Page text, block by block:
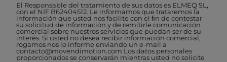
El Responsable del tratamiento de sus datos es ELMEQ SL,
con el NIF B62404512. Le informamos que trataremos la
información que usted nos facilite con el ﬁn de contestar
su solicitud de información y de remitirle comunicación
comercial sobre nuestros servicios que puedan ser de su
interés. Si usted no desea recibir información comercial,
rogamos nos lo informe enviando un e-mail a
contacto@movendimotion.com Los datos personales
proporcionados se conservarán mientras usted no solicite